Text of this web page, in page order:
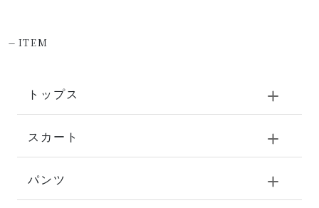
-ITEM
トップス
スカート
パンツ